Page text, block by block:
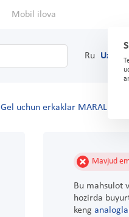
Mobil ilova
Ru Uz
Gel uchun erkaklar MARAL GEL
Mavjud
Bu mahsulot
hozirda
keng